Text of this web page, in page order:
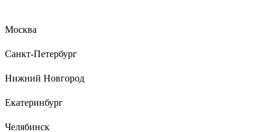
Свет теплый, при низком напряжении не отключаются
яркость, при долгой эксплуатации не снижается световой
фактор ключевой, поскольку мерцание подсведки экрана
Москва
Санкт-Петербург
Нижний Новгород
Екатеринбург
Челябинск